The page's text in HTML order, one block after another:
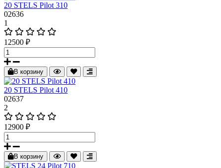
20 STELS Pilot 310
02636
1
12500 ₽
В корзину
20 STELS Pilot 410
02637
2
12900 ₽
В корзину